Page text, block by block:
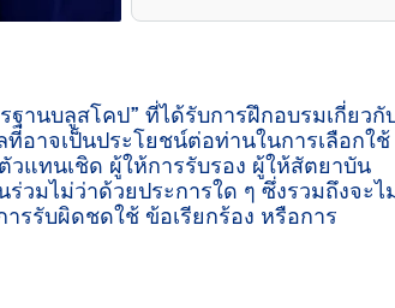
านบลูสโคป” ที่ได้รับการฝึกอบรมเกี่ยวกั
าจเป็นประโยชน์ต่อท่านในการเลือกใช้
แทนเชิด ผู้ให้การรับรอง ผู้ให้สัตยาบัน
มไม่ว่าด้วยประการใด ๆ ซึ่งรวมถึงจะไ
รรับผิดชดใช้ ข้อเรียกร้อง หรือการ